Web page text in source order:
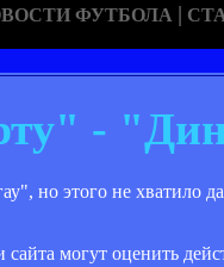
ФУТБОЛА |
-
но этого не хватило
могут оценить